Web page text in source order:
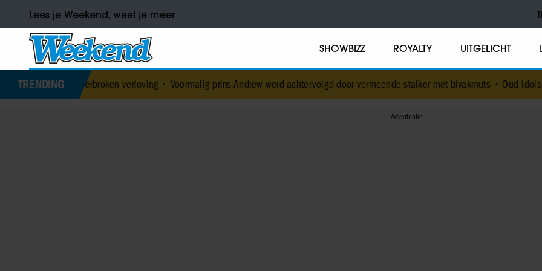
Lees je Weekend, weet je meer
SHOWBIZZ ROYALTY UITGELICHT
TRENDING
na verbroken verloving•Voormalig prins Andrew werd achtervolgd door vermeende stalker met bivakmuts•Oud-Idols collega’s en